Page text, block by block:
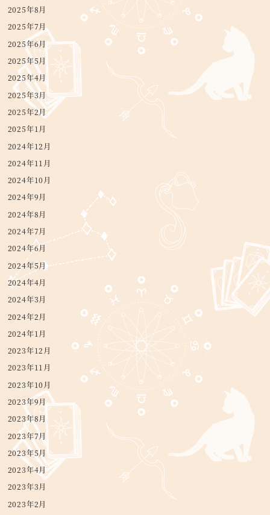
2025年8月
2025年7月
2025年6月
2025年5月
2025年4月
2025年3月
2025年2月
2025年1月
2024年12月
2024年11月
2024年10月
2024年9月
2024年8月
2024年7月
2024年6月
2024年5月
2024年4月
2024年3月
2024年2月
2024年1月
2023年12月
2023年11月
2023年10月
2023年9月
2023年8月
2023年7月
2023年5月
2023年4月
2023年3月
2023年2月